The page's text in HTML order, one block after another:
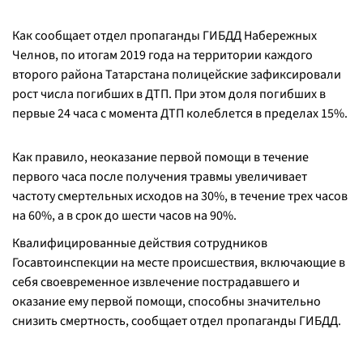
Как сообщает отдел пропаганды ГИБДД Набережных
Челнов, по итогам 2019 года на территории каждого
второго района Татарстана полицейские зафиксировали
рост числа погибших в ДТП. При этом доля погибших в
первые 24 часа с момента ДТП колеблется в пределах 15%.
Как правило, неоказание первой помощи в течение
первого часа после получения травмы увеличивает
частоту смертельных исходов на 30%, в течение трех часов
на 60%, а в срок до шести часов на 90%.
Квалифицированные действия сотрудников
Госавтоинспекции на месте происшествия, включающие в
себя своевременное извлечение пострадавшего и
оказание ему первой помощи, способны значительно
снизить смертность, сообщает отдел пропаганды ГИБДД.